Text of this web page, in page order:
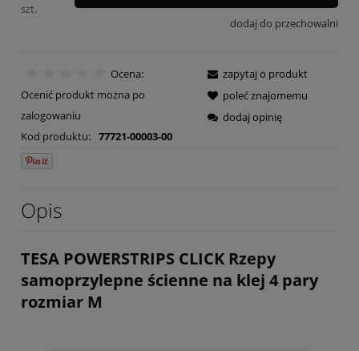
szt.
dodaj do przechowalni
Ocena:
Ocenić produkt można po
zalogowaniu
Kod produktu: 77721-00003-00
zapytaj o produkt
poleć znajomemu
dodaj opinię
Opis
TESA POWERSTRIPS CLICK Rzepy
samoprzylepne ścienne na klej 4 pary
rozmiar M